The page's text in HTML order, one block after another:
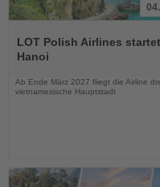
Sie
die
LOT Polish Airlines
Hanoi
Ab Ende März 2027 fliegt die Airline
vietnamesische Hauptstadt